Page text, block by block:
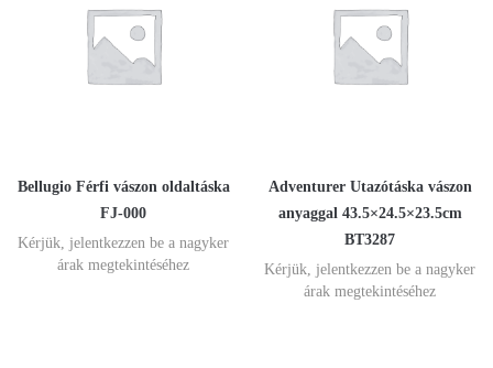
Bellugio Férfi vászon oldaltáska
FJ-000
Kérjük, jelentkezzen be a nagyker
árak megtekintéséhez
Adventurer Utazótáska vászon
anyaggal 43.5×24.5×23.5cm
BT3287
Kérjük, jelentkezzen be a nagyker
árak megtekintéséhez